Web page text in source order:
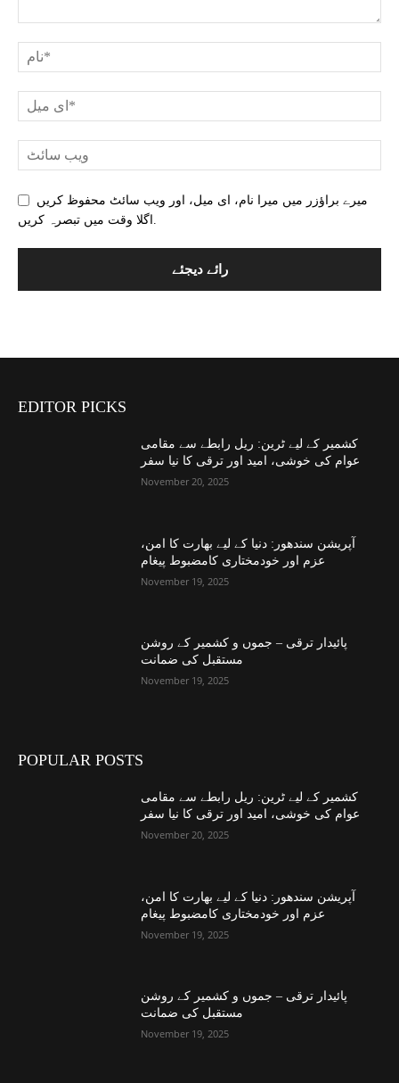
میرے براؤزر میں میرا نام، ای میل، اور ویب سائٹ محفوظ کریں
EDITOR PICKS
کشمیر کے لیے ٹرین: ریل رابطے سے مقامی
عوام کی خوشی، امید اور ترقی کا نیا سفر
November 20, 2025
آپریشن سندھور: دنیا کے لیے بھارت کا امن،
عزم اور خودمختاری کامضبوط پیغام
November 19, 2025
پائیدار ترقی – جموں و کشمیر کے روشن
مستقبل کی ضمانت
November 19, 2025
POPULAR POSTS
کشمیر کے لیے ٹرین: ریل رابطے سے مقامی
عوام کی خوشی، امید اور ترقی کا نیا سفر
November 20, 2025
آپریشن سندھور: دنیا کے لیے بھارت کا امن،
عزم اور خودمختاری کامضبوط پیغام
November 19, 2025
پائیدار ترقی – جموں و کشمیر کے روشن
مستقبل کی ضمانت
November 19, 2025